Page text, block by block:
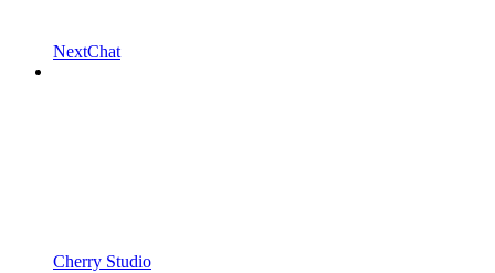
NextChat
Cherry Studio